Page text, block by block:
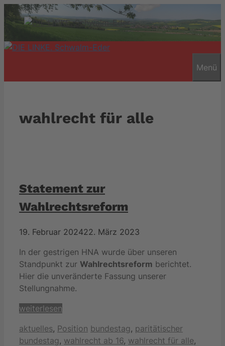
Zum
Inhalt
springen
Menü
wahlrecht für alle
Statement zur
Wahlrechtsreform
19. Februar 202422. März 2023
In der gestrigen HNA wurde über unseren
Standpunkt zur Wahlrechtsreform berichtet.
Hier die unveränderte Fassung unserer
Stellungnahme.
weiterlesen
Kategorien
aktuelles, Position Schlagwörter
bundestag, paritätischer
bundestag, wahlrecht ab 16, wahlrecht für alle,